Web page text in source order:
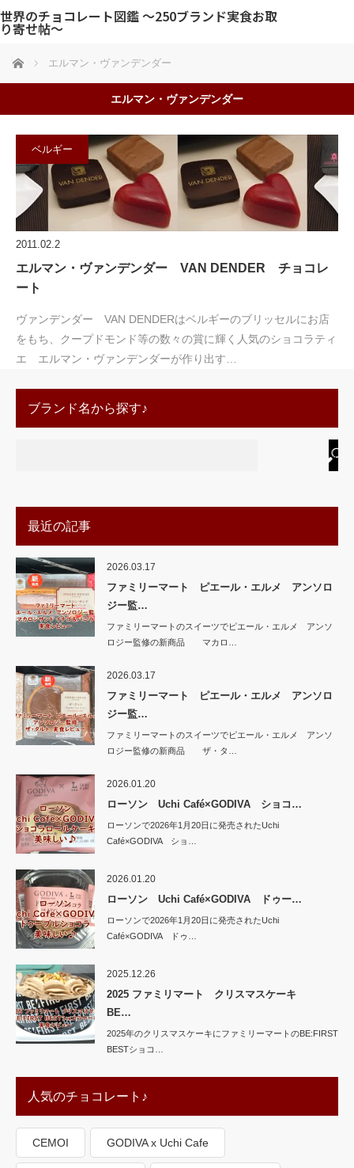
世界のチョコレート図鑑 〜250ブランド実食お取
り寄せ帖〜
ホーム エルマン・ヴァンデンダー
エルマン・ヴァンデンダー
ベルギー
2011.02.2
エルマン・ヴァンデンダー VAN DENDER チョコレ
ート
ヴァンデンダー VAN DENDERはベルギーのブリッセルにお店
をもち、クープドモンド等の数々の賞に輝く人気のショコラティ
エ エルマン・ヴァンデンダーが作り出す…
ブランド名から探す♪
最近の記事
2026.03.17
ファミリーマート ピエール・エルメ アンソロ
ジー監…
ファミリーマートのスイーツでピエール・エルメ アンソ
ロジー監修の新商品 マカロ…
2026.03.17
ファミリーマート ピエール・エルメ アンソロ
ジー監…
ファミリーマートのスイーツでピエール・エルメ アンソ
ロジー監修の新商品 ザ・タ…
2026.01.20
ローソン Uchi Café×GODIVA ショコ…
ローソンで2026年1月20日に発売されたUchi
Café×GODIVA ショ…
2026.01.20
ローソン Uchi Café×GODIVA ドゥー…
ローソンで2026年1月20日に発売されたUchi
Café×GODIVA ドゥ…
2025.12.26
2025 ファミリマート クリスマスケーキ
BE…
2025年のクリスマスケーキにファミリーマートのBE:FIRST
BESTショコ…
人気のチョコレート♪
CEMOI GODIVA x Uchi Cafe